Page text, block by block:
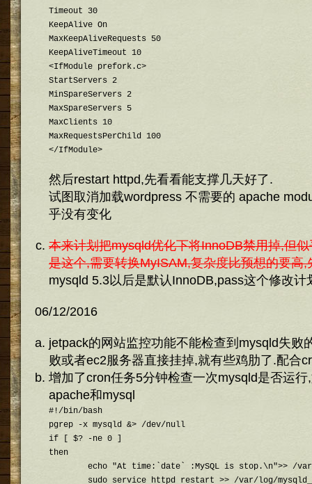
Timeout 30
KeepAlive On
MaxKeepAliveRequests 50
KeepAliveTimeout 10
<IfModule prefork.c>
StartServers 2
MinSpareServers 2
MaxSpareServers 5
MaxClients 10
MaxRequestsPerChild 100
</IfModule>
然后restart httpd,先看看能支撑几天好了.
试图取消加载wordpress 不需要的 apache
乎没有变化
本来计划把mysqld优化下将InnoDB禁用掉,但
是这个,需要转换MyISAM,复杂度比预想的要高,
mysqld 5.3以后是默认InnoDB,pass这个修改计
06/12/2016
jetpack的网站监控功能不能检查到mysqld失败
败或者ec2服务器直接挂掉,就有些鸡肋了.配合
增加了cron任务5分钟检查一次mysqld是否运
apache和mysql
#!/bin/bash
pgrep -x mysqld &> /dev/null
if [ $? -ne 0 ]
then